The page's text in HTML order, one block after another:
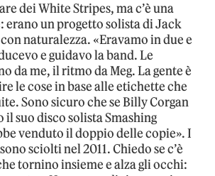
dei White Stripes, ma c’è una
erano un progetto solista di Jack
naturalezza. «Eravamo in due e
e guidavo la band. Le
da me, il ritmo da Meg. La gente è
le cose in base alle etichette che
Sono sicuro che se Billy Corgan
il suo disco solista Smashing
venduto il doppio delle copie». I
sciolti nel 2011. Chiedo se c’è
tornino insieme e alza gli occhi: